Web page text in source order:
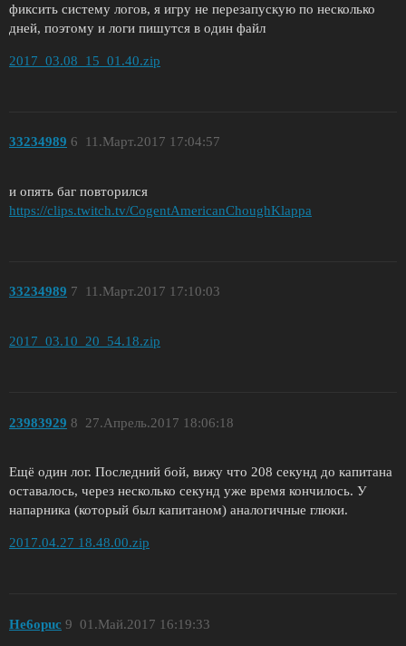
фиксить систему логов, я игру не перезапускую по несколько
дней, поэтому и логи пишутся в один файл
2017_03.08_15_01.40.zip
33234989 11.Март.2017 17:04:57
6
и опять баг повторился
https://clips.twitch.tv/CogentAmericanChoughKlappa
33234989 11.Март.2017 17:10:03
7
2017_03.10_20_54.18.zip
23983929 27.Апрель.2017 18:06:18
8
Ещё один лог. Последний бой, вижу что 208 секунд до капитана
оставалось, через несколько секунд уже время кончилось. У
напарника (который был капитаном) аналогичные глюки.
2017.04.27 18.48.00.zip
He6opuc 01.Май.2017 16:19:33
9